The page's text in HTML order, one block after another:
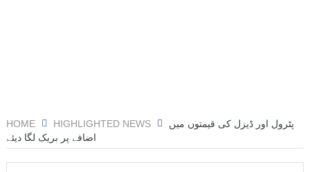
मतभेदों की खबरों को नकारा
HOME HIGHLIGHTED NEWS
پٹرول اور ڈیزل کی قیمتوں میں
اضافے پر بریک لگا دیئے